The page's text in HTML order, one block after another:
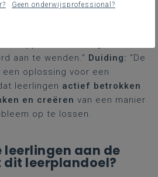
aan te wenden." Duiding: "De
oplossing voor een
leerlingen actief betrokken
en creëren van een manier
op te lossen.
leerlingen aan de
leerplandoel?
Geen onderwijsprofessional?